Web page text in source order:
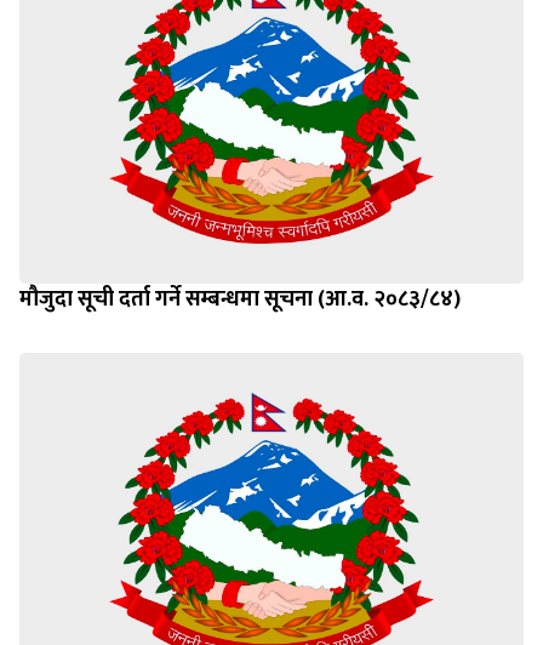
मौजुदा सूची दर्ता गर्ने सम्बन्धमा सूचना (आ.व. २०८३/८४)